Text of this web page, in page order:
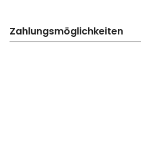
Zahlungsmöglichkeiten